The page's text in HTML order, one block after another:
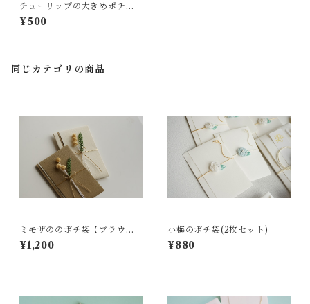
チューリップの大きめポチ袋
【薄桜色】
¥500
同じカテゴリの商品
ミモザののポチ袋【ブラウン×
白色】2枚セット
¥1,200
小梅のポチ袋(2枚セット)
¥880